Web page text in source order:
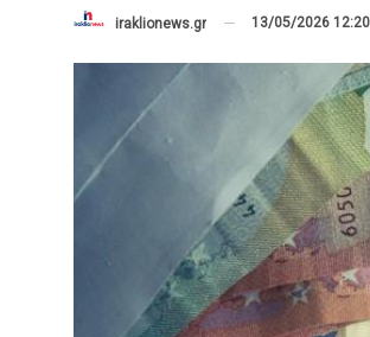
iraklionews.gr 13/05/2026 12:20